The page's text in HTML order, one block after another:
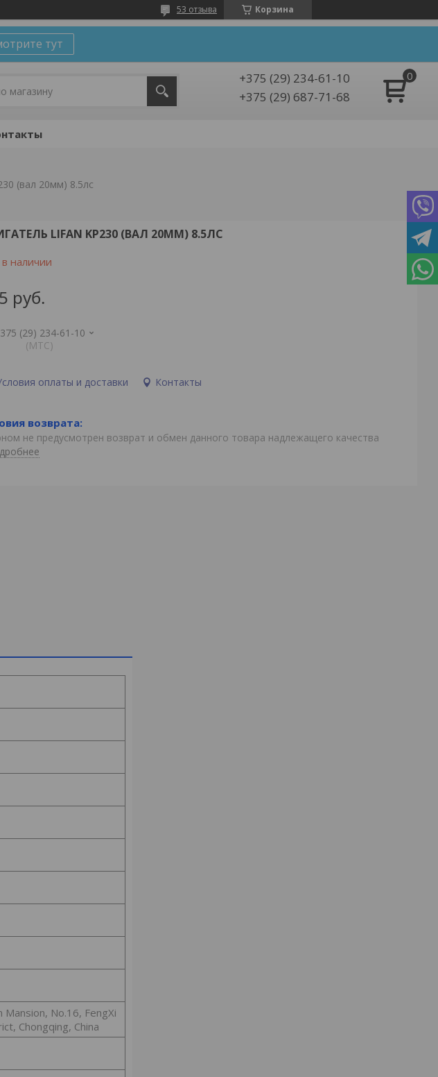
Корзина
53 отзыва
тут
+375 (29) 234-61-10
+375 (29) 687-71-68
(вал 20мм) 8.5лс
LIFAN KP230 (ВАЛ 20ММ) 8.5ЛС
наличии
руб.
(29) 234-61-10
(MTС)
оплаты и доставки Контакты
не предусмотрен возврат и обмен данного товара надлежащего качества
Mansion, No.16, FengXi
Chongqing, China